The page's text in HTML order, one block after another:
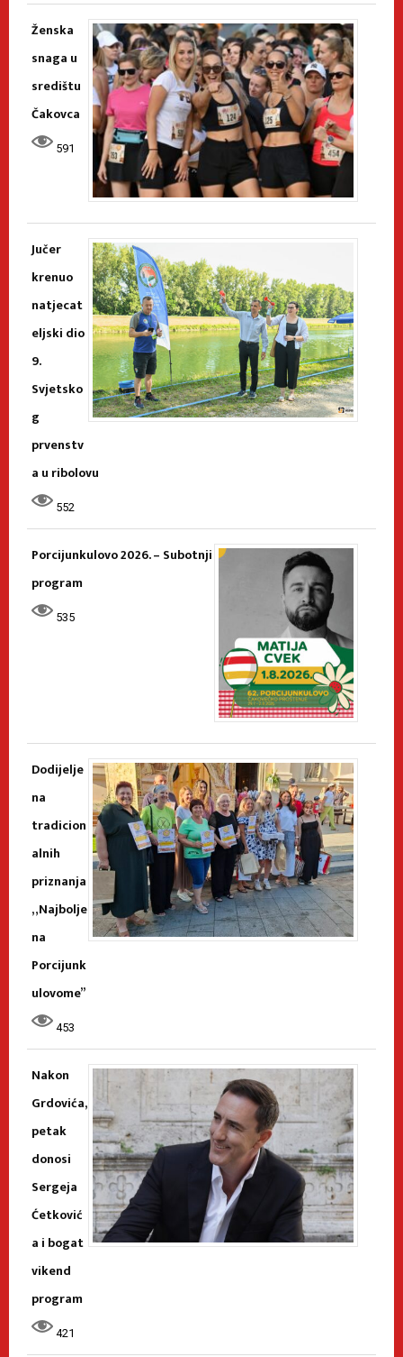
Ženska
snaga u
središtu
Čakovca
591
Jučer
krenuo
natjecat
eljski dio
9.
Svjetsko
g
prvenstv
a u ribolovu
552
Porcijunkulovo 2026. – Subotnji
program
535
Dodijelje
na
tradicion
alnih
priznanja
„Najbolje
na
Porcijunk
ulovome”
453
Nakon
Grdovića,
petak
donosi
Sergeja
Ćetković
a i bogat
vikend
program
421